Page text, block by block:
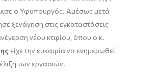
ο Υφυπουργός. Αμέσως μετά
ξενάγηση στις εγκαταστάσεις
νέου κτιρίου, όπου ο κ.
είχε την ευκαιρία να ενημερωθεί
των εργασιών.